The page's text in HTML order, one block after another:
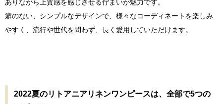
ありながら上質感を感じさせる佇まいが魅力です。
癖のない、シンプルなデザインで、様々なコーディネートを楽しみ
やすく、流行や世代を問わず、長く愛用していただけます。
2022夏のリトアニアリネンワンピースは、全部で5つの